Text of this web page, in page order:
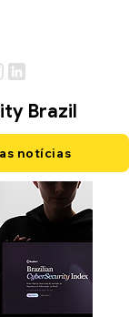
Brazil
notícias